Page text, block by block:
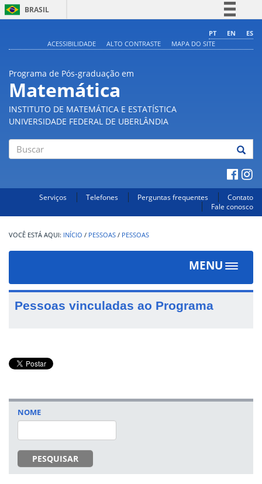
BRASIL
Comunica BR
PT EN
ES
ACESSIBILIDADE
ALTO CONTRASTE MAPA DO SITE
Programa de Pós-graduação em
Matemática
INSTITUTO DE MATEMÁTICA E ESTATÍSTICA
UNIVERSIDADE FEDERAL DE UBERLÂNDIA
Serviços Telefones Perguntas frequentes
Contato
Fale conosco
INÍCIO / PESSOAS / PESSOAS
MENU
Toggle
Pessoas vinculadas ao Programa
NOME
PESQUISAR